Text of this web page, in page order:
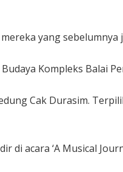
yang
Kompleks Balai
Cak Durasim.
acara ‘A Musical